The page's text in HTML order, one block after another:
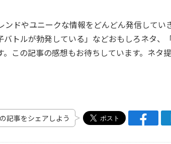
ドやユニークな情報をどんどん発信してい
トルが勃発している」などおもしろネタ、
この記事の感想もお待ちしています。ネタ提
記事をシェアしよう